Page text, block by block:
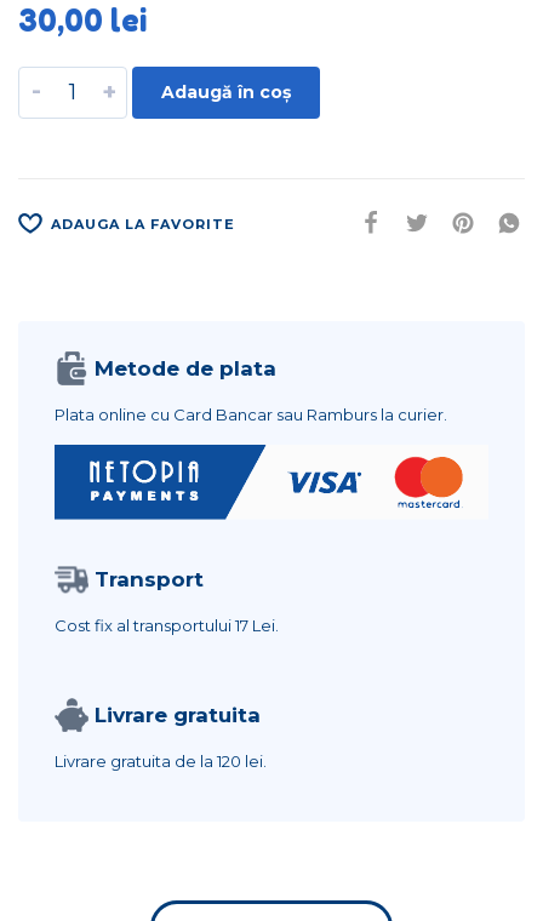
30,00 lei
- + Adaugă în coș
ADAUGA LA FAVORITE
Metode de plata
Plata online cu Card Bancar sau Ramburs la curier.
Transport
Cost fix al transportului17 Lei.
Livrare gratuita
Livrare gratuita de la120 lei.